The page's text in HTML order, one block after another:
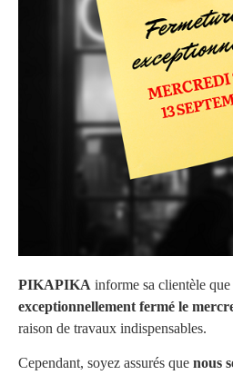
PIKAPIKA informe sa clientèle que
exceptionnellement fermé le
raison de travaux indispensables.
Cependant, soyez assurés que nous